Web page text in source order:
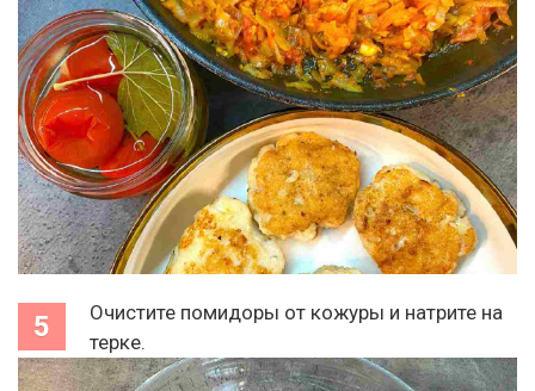
Очистите помидоры от кожуры и натрите на
терке.